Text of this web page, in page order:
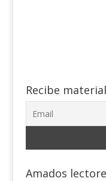
Recibe
Amados